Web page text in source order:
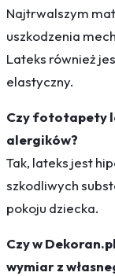
Najtrwalszym
uszkodzenia
Lateks również
elastyczny.
Czy fototapety
alergików?
Tak, lateks jest
szkodliwych
pokoju dziecka.
Czy w
wymiar z